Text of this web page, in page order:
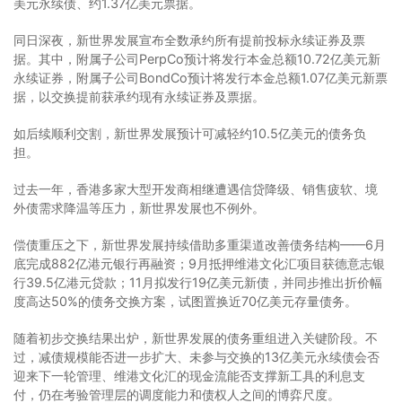
美元永续债、约1.37亿美元票据。
同日深夜，新世界发展宣布全数承约所有提前投标永续证券及票
据。其中，附属子公司PerpCo预计将发行本金总额10.72亿美元新
永续证券，附属子公司BondCo预计将发行本金总额1.07亿美元新票
据，以交换提前获承约现有永续证券及票据。
如后续顺利交割，新世界发展预计可减轻约10.5亿美元的债务负
担。
过去一年，香港多家大型开发商相继遭遇信贷降级、销售疲软、境
外债需求降温等压力，新世界发展也不例外。
偿债重压之下，新世界发展持续借助多重渠道改善债务结构——6月
底完成882亿港元银行再融资；9月抵押维港文化汇项目获德意志银
行39.5亿港元贷款；11月拟发行19亿美元新债，并同步推出折价幅
度高达50%的债务交换方案，试图置换近70亿美元存量债务。
随着初步交换结果出炉，新世界发展的债务重组进入关键阶段。不
过，减债规模能否进一步扩大、未参与交换的13亿美元永续债会否
迎来下一轮管理、维港文化汇的现金流能否支撑新工具的利息支
付，仍在考验管理层的调度能力和债权人之间的博弈尺度。